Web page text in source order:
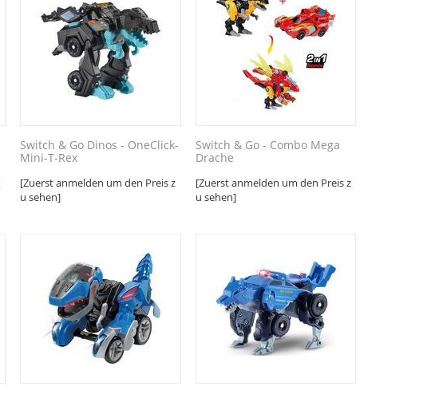
Switch & Go Dinos - OneClick-
Mini-T-Rex
[Zuerst anmelden um den Preis z
u sehen]
Switch & Go - Combo Mega
Drache
[Zuerst anmelden um den Preis z
u sehen]